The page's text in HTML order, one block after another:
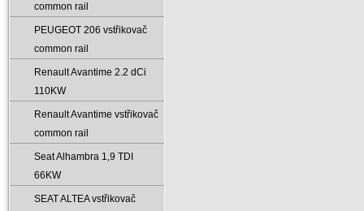
common rail
PEUGEOT 206 vstřikovač
common rail
Renault Avantime 2.2 dCi
110KW
Renault Avantime vstřikovač
common rail
Seat Alhambra 1‚9 TDI
66KW
SEAT ALTEA vstřikovač